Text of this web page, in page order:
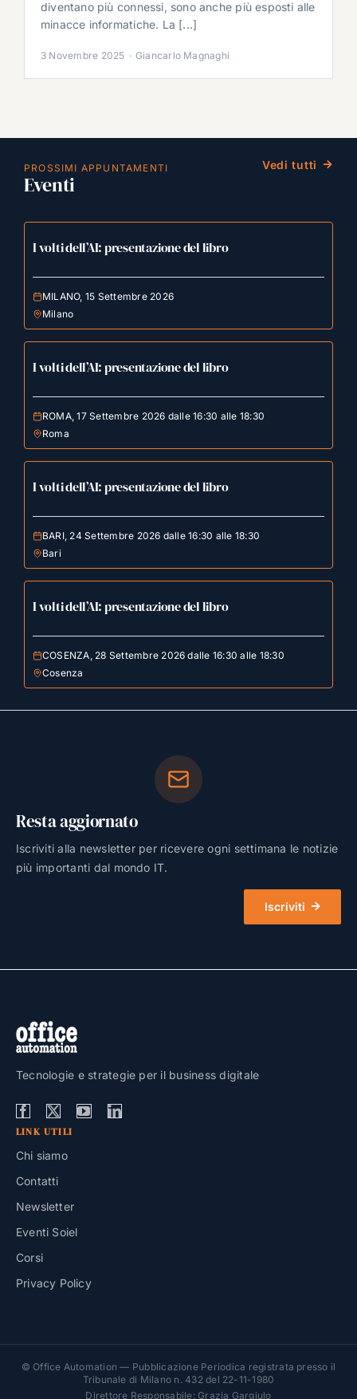
diventano più connessi, sono anche più esposti alle
minacce informatiche. La [...]
3 Novembre 2025 · Giancarlo Magnaghi
PROSSIMI APPUNTAMENTI
Eventi
Vedi tutti
I volti dell’AI: presentazione del libro
MILANO, 15 Settembre 2026
Milano
I volti dell’AI: presentazione del libro
ROMA, 17 Settembre 2026 dalle 16:30 alle 18:30
Roma
I volti dell’AI: presentazione del libro
BARI, 24 Settembre 2026 dalle 16:30 alle 18:30
Bari
I volti dell’AI: presentazione del libro
COSENZA, 28 Settembre 2026 dalle 16:30 alle 18:30
Cosenza
Resta aggiornato
Iscriviti alla newsletter per ricevere ogni settimana le notizie
più importanti dal mondo IT.
Iscriviti
Tecnologie e strategie per il business digitale
LINK UTILI
Chi siamo
Contatti
Newsletter
Eventi Soiel
Corsi
Privacy Policy
© Office Automation — Pubblicazione Periodica registrata presso il
Tribunale di Milano n. 432 del 22-11-1980
Direttore Responsabile: Grazia Gargiulo